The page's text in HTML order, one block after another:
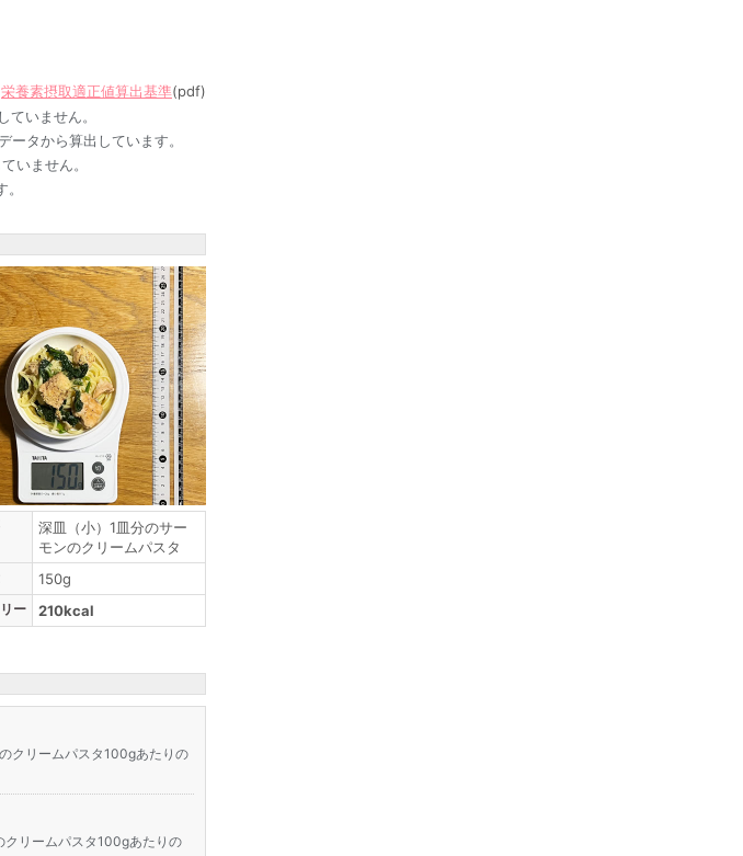
栄養素摂取適正値算出基準(pdf)
いません。
タから算出しています。
いません。
深皿（小）1皿分のサー
モンのクリームパスタ
150g
ー 210kcal
クリームパスタ100gあたりの
クリームパスタ100gあたりの